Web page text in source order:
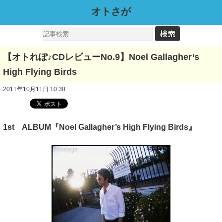
オトさが
【オトれぽ♪CDレビューNo.9】Noel Gallagher’s
High Flying Birds
2011年10月11日 10:30
1st ALBUM『Noel Gallagher’s High Flying Birds』